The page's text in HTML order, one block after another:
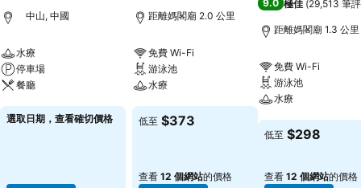
中山, 中國
水療
停車場
餐廳
查看價格
選取日期，查看確切價格
距離媽閣廟 2.0 公里
免費 Wi-Fi
游泳池
水療
查看價格
低至 $373
查看 12 個網站的價格
9.0 極佳 (29,513 筆
距離媽閣廟 1.3 公里
免費 Wi-Fi
游泳池
水療
查看價格
低至 $298
查看 12 個網站的價格